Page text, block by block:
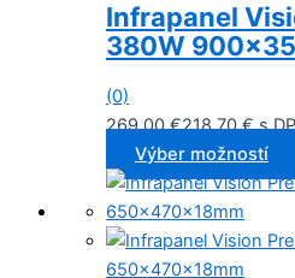
Infrapanel
380W
(0)
269,00€218,70€ s
Výber možností